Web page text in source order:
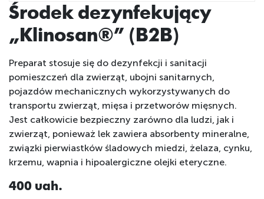
Środek dezynfekujący
„Klinosan®” (B2B)
Preparat stosuje się do dezynfekcji i sanitacji
pomieszczeń dla zwierząt, ubojni sanitarnych,
pojazdów mechanicznych wykorzystywanych do
transportu zwierząt, mięsa i przetworów mięsnych.
Jest całkowicie bezpieczny zarówno dla ludzi, jak i
zwierząt, ponieważ lek zawiera absorbenty mineralne,
związki pierwiastków śladowych miedzi, żelaza, cynku,
krzemu, wapnia i hipoalergiczne olejki eteryczne.
400 uah.